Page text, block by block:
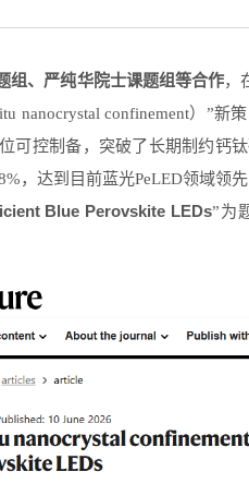
组、严纯华院士课题组等合作，
nanocrystal confinement）”
可控制备，突破了长期制约钙
，达到目前蓝光PeLED领域领
Blue Perovskite LEDs”为